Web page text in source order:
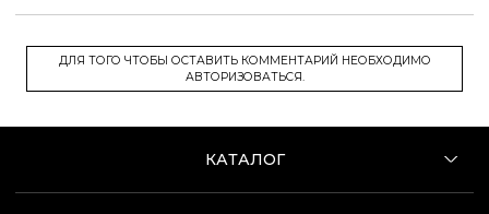
ДЛЯ ТОГО ЧТОБЫ ОСТАВИТЬ КОММЕНТАРИЙ НЕОБХОДИМО
АВТОРИЗОВАТЬСЯ.
КАТАЛОГ